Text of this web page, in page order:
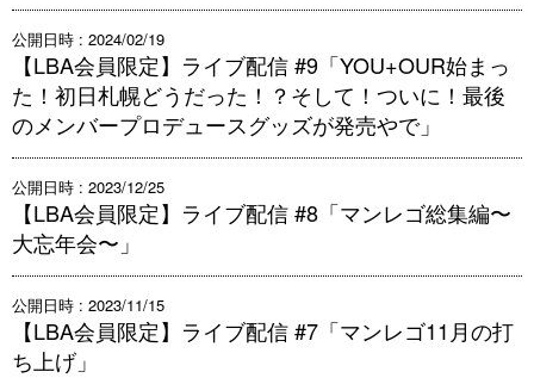
公開日時 : 2024/02/19
【LBA会員限定】ライブ配信 #9「YOU+OUR始まっ
た！初日札幌どうだった！？そして！ついに！最後
のメンバープロデュースグッズが発売やで」
公開日時 : 2023/12/25
【LBA会員限定】ライブ配信 #8「マンレゴ総集編〜
大忘年会〜」
公開日時 : 2023/11/15
【LBA会員限定】ライブ配信 #7「マンレゴ11月の打
ち上げ」